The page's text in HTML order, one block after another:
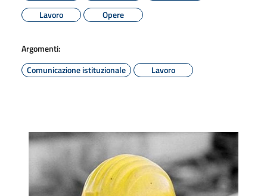
Lavoro
Opere
Argomenti:
Comunicazione istituzionale
Lavoro